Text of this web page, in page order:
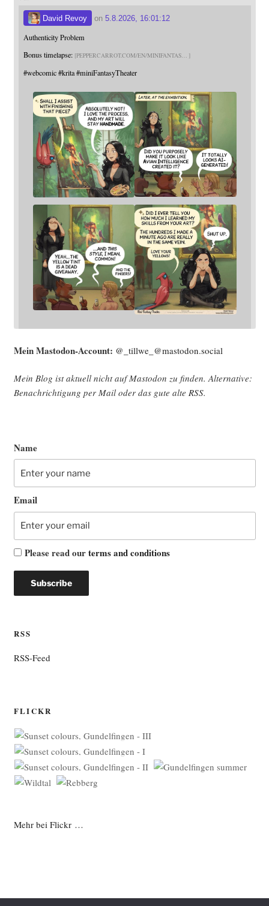
David Revoy on 5.8.2026, 16:01:12
Authenticity Problem
Bonus timelapse: PEPPERCARROT.COM/EN/MINIFANTAS
#webcomic #krita #miniFantasyTheater
Mein Mast­o­don-Account: @_tillwe_@mastodon.social
Mein Blog ist aktu­ell nicht auf Mast­o­don zu fin­den. Alter­na­ti­ve:
Benach­rich­ti­gung per Mail oder das gute alte RSS.
Name
Email
Please read ourterms and conditions
RSS
RSS-Feed
FLICKR
Mehr bei Flickr …